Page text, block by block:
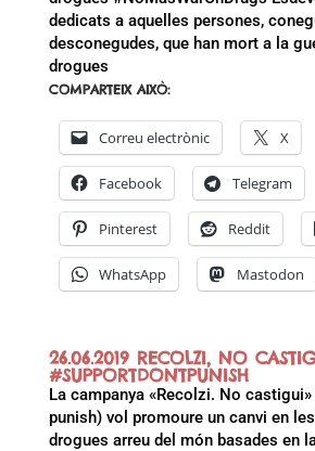
dedicats a aquelles persones,
desconegudes, que han mort a la
drogues
COMPARTEIX AIXÒ:
Correu electrònic X
Facebook Telegram
Pinterest Reddit
WhatsApp Mastodon
26.06.2019 RECOLZI, NO
#SUPPORTDONTPUNISH
La campanya «Recolzi. No castigui»
punish) vol promoure un canvi en
drogues arreu del món basades en